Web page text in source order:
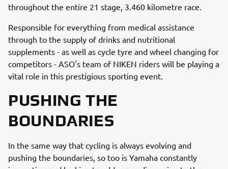
throughout the entire 21 stage, 3.460 kilometre race.
Responsible for everything from medical assistance
through to the supply of drinks and nutritional
supplements - as well as cycle tyre and wheel changing for
competitors - ASO's team of NIKEN riders will be playing a
vital role in this prestigious sporting event.
PUSHING THE
BOUNDARIES
In the same way that cycling is always evolving and
pushing the boundaries, so too is Yamaha constantly